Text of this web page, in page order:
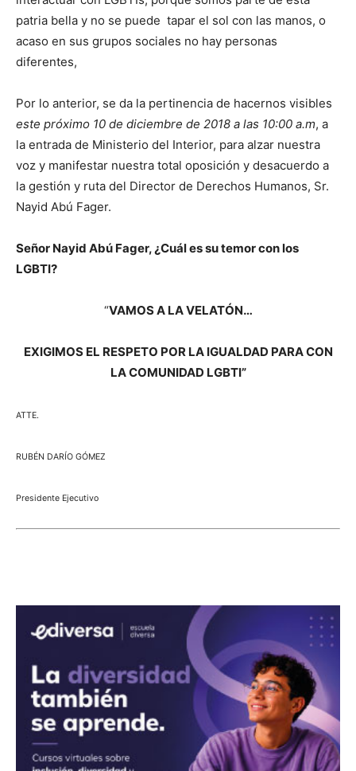
patria bella y no se puede tapar el sol con las manos, o
acaso en sus grupos sociales no hay personas
diferentes,
Por lo anterior, se da la pertinencia de hacernos visibles
este próximo 10 de diciembre de 2018 a las 10:00 a.m, a
la entrada de Ministerio del Interior, para alzar nuestra
voz y manifestar nuestra total oposición y desacuerdo a
la gestión y ruta del Director de Derechos Humanos, Sr.
Nayid Abú Fager.
Señor Nayid Abú Fager, ¿Cuál es su temor con los
LGBTI?
“VAMOS A LA VELATÓN…
EXIGIMOS EL RESPETO POR LA IGUALDAD PARA CON
LA COMUNIDAD LGBTI”
ATTE.
RUBÉN DARÍO GÓMEZ
Presidente Ejecutivo